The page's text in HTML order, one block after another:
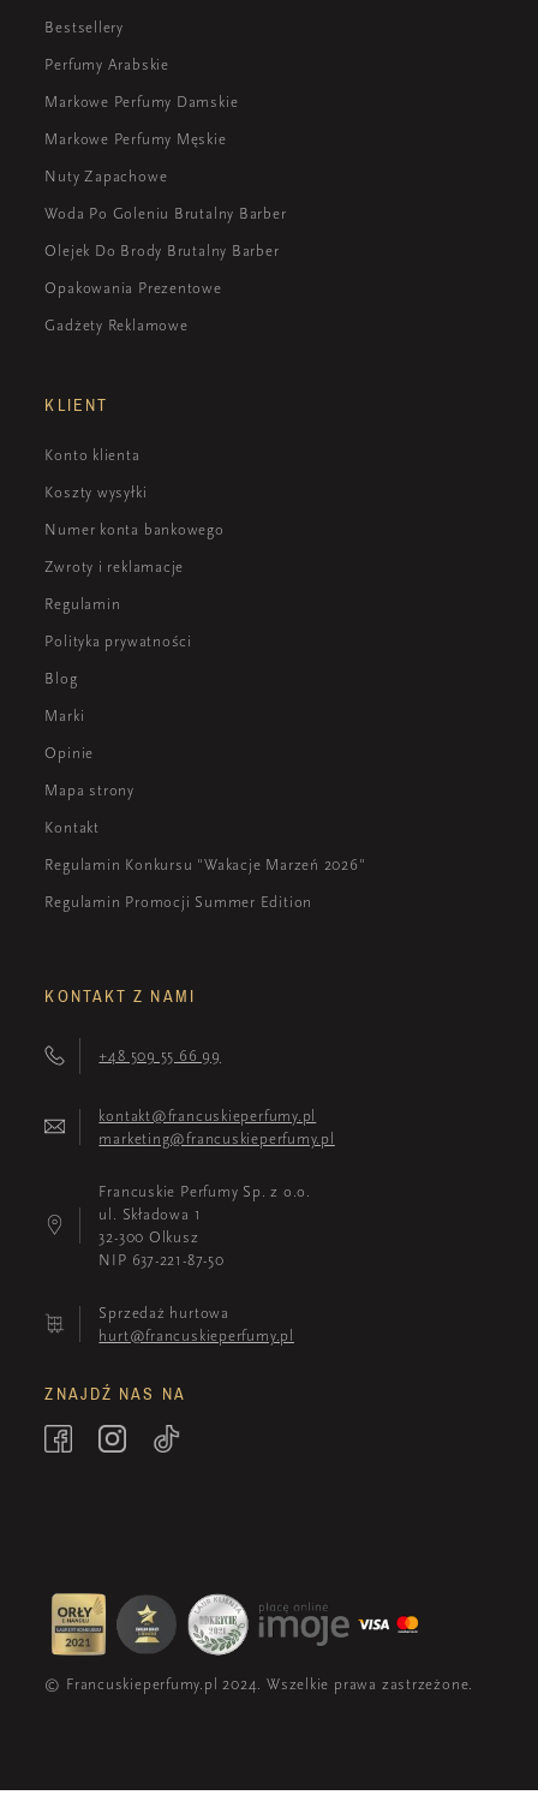
Bestsellery
Perfumy Arabskie
Markowe Perfumy Damskie
Markowe Perfumy Męskie
Nuty Zapachowe
Woda Po Goleniu Brutalny Barber
Olejek Do Brody Brutalny Barber
Opakowania Prezentowe
Gadżety Reklamowe
KLIENT
Konto klienta
Koszty wysyłki
Numer konta bankowego
Zwroty i reklamacje
Regulamin
Polityka prywatności
Blog
Marki
Opinie
Mapa strony
Kontakt
Regulamin Konkursu "Wakacje Marzeń 2026"
Regulamin Promocji Summer Edition
KONTAKT Z NAMI
+48 509 55 66 99
kontakt@francuskieperfumy.pl
marketing@francuskieperfumy.pl
Francuskie Perfumy Sp. z o.o.
ul. Składowa 1
32-300 Olkusz
NIP 637-221-87-50
Sprzedaż hurtowa
hurt@francuskieperfumy.pl
ZNAJDŹ NAS NA
© Francuskieperfumy.pl 2024. Wszelkie prawa zastrzeżone.